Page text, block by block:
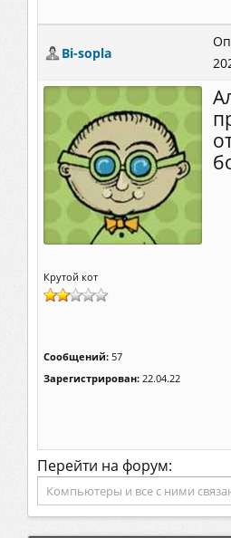
Bi-sopla
Крутой кот
Сообщений: 57
Зарегистрирован: 22.04.22
Перейти на форум: